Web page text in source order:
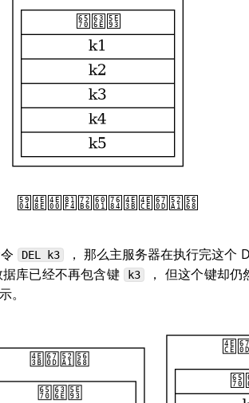
DEL k3 ， 那么主服务器在执行完这个
库已经不再包含键
k3
， 但这个键却
。